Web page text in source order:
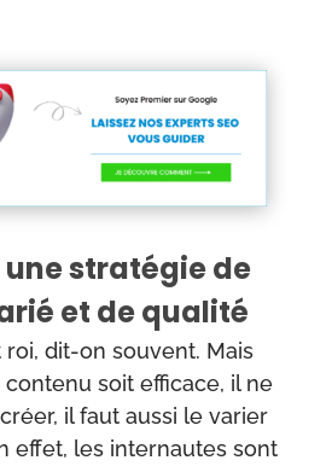
stratégie de
et de qualité
dit-on souvent. Mais
soit efficace, il ne
il faut aussi le varier
effet, les internautes sont